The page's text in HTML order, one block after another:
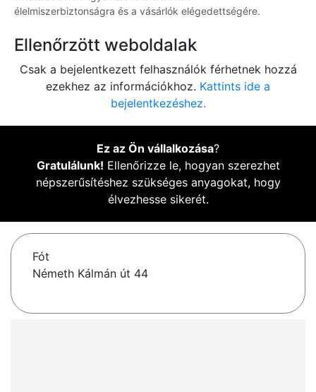
élelmiszerbiztonságra és a vásárlók elégedettségére.
Ellenőrzött weboldalak
Csak a bejelentkezett felhasználók férhetnek hozzá
ezekhez az információkhoz. Kattints ide a
bejelentkezéshez.
Ez az Ön vállalkozása?
Gratulálunk! Ellenőrizze le, hogyan szerezhet
népszerűsítéshez szükséges anyagokat, hogy
élvezhesse sikerét.
Fót
Németh Kálmán út 44